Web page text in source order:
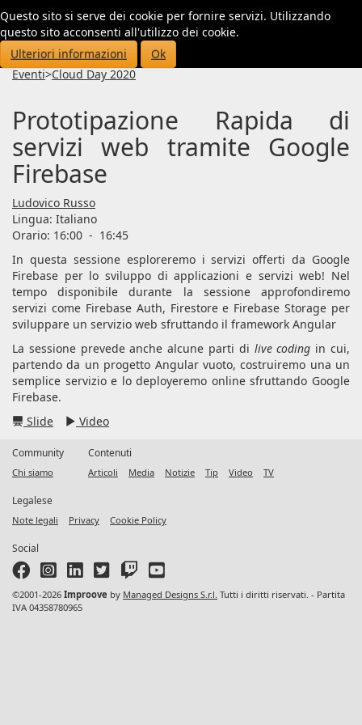
Questo sito si serve dei cookie per fornire servizi. Utilizzando
questo sito acconsenti all'utilizzo dei cookie.
Ulteriori informazioni
Ok
Eventi>Cloud Day 2020
Prototipazione Rapida di
servizi web tramite Google
Firebase
Ludovico Russo
Lingua: Italiano
Orario: 16:00 - 16:45
In questa sessione esploreremo i servizi offerti da Google
Firebase per lo sviluppo di applicazioni e servizi web! Nel
tempo disponibile durante la sessione approfondiremo
servizi come Firebase Auth, Firestore e Firebase Storage per
sviluppare un servizio web sfruttando il framework Angular
La sessione prevede anche alcune parti di live coding in cui,
partendo da un progetto Angular vuoto, costruiremo una un
semplice servizio e lo deployeremo online sfruttando Google
Firebase.
Slide
Video
Community
Chi siamo
Contenuti
Articoli Media Notizie Tip Video TV
Legalese
Note legali Privacy Cookie Policy
Social
©2001-2026 Improove by Managed Designs S.r.l. Tutti i diritti riservati. - Partita
IVA 04358780965